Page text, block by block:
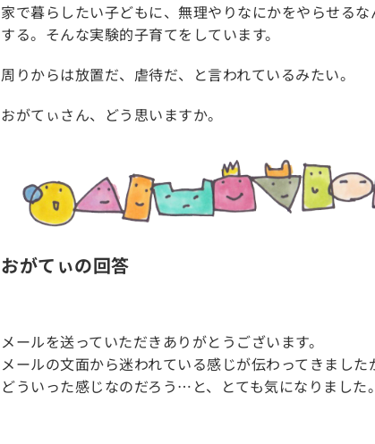
家で暮らしたい子どもに、無理やりなにかをやらせる
する。そんな実験的子育てをしています。
周りからは放置だ、虐待だ、と言われているみたい。
おがてぃさん、どう思いますか。
おがてぃの回答
メールを送っていただきありがとうございます。
メールの文面から迷われている感じが伝わってきまし
どういった感じなのだろう…と、とても気になりました。